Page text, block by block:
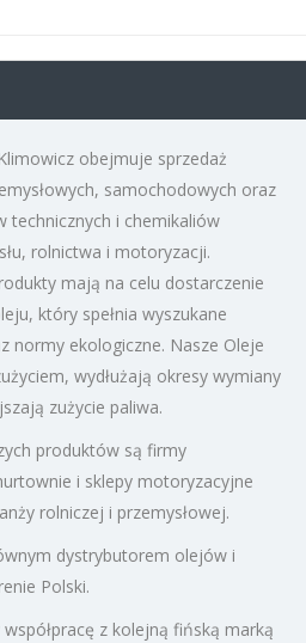
obejmuje sprzedaż
samochodowych oraz
technicznych i chemikaliów
rolnictwa i motoryzacji.
mają na celu dostarczenie
który spełnia wyszukane
normy ekologiczne. Nasze Oleje
wydłużają okresy wymiany
zużycie paliwa.
produktów są firmy
i sklepy motoryzacyjne
rolniczej i przemysłowej.
dystrybutorem olejów i
Polski.
z kolejną fińską marką